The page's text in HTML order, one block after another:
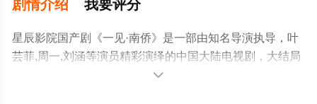
剧情介绍 我要评分
星辰影院国产剧《一见·南侨》是一部由知名导演执导，叶
芸菲,周一,刘涵等演员精彩演绎的中国大陆电视剧，大结局
剧情已揭晓（已完结），手机免费观看高清未删减完整版
